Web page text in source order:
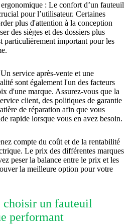
: Le confort d’un fauteuil
pour l’utilisateur. Certaines
plus d'attention à la conception
des sièges et des dossiers plus
particulièrement important pour les
service après-vente et une
sont également l'un des facteurs
d'une marque. Assurez-vous que la
client, des politiques de garantie
de réparation afin que vous
rapide lorsque vous en avez besoin.
compte du coût et de la rentabilité
Le prix des différentes marques
peser la balance entre le prix et les
la meilleure option pour votre
choisir un fauteuil
performant